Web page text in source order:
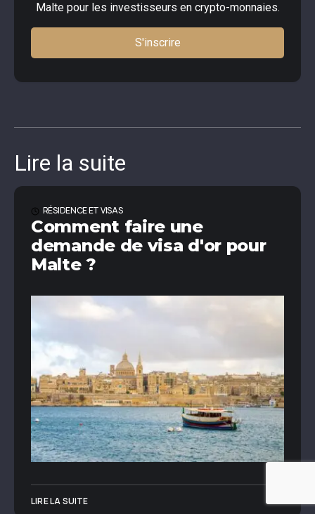
Malte pour les investisseurs en crypto-monnaies.
S'inscrire
Lire la suite
RÉSIDENCE ET VISAS
Comment faire une
demande de visa d'or pour
Malte ?
LIRE LA SUITE